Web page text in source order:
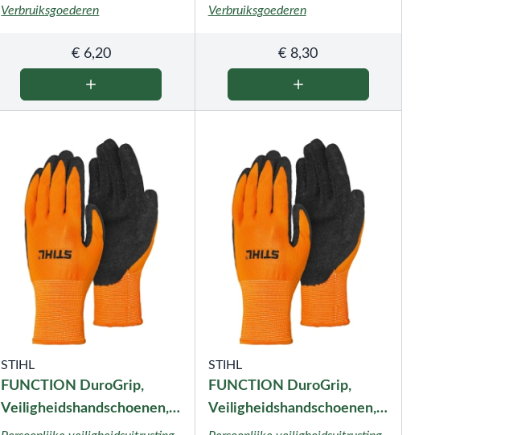
Verbruiksgoederen
€6,20
Verbruiksgoederen
€ 8,30
STIHL
FUNCTION DuroGrip,
Veiligheidshandschoenen,
maat L
STIHL
FUNCTION DuroGrip,
Veiligheidshandschoenen,
maat M